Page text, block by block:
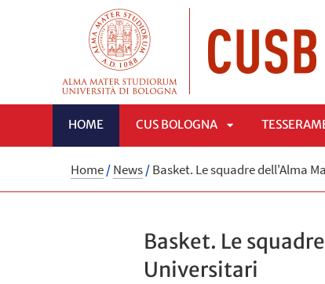
HOME CUS BOLOGNA
APRI
Home/News/Basket. Le squadre dell'Alma
Basket. Le
Universitari